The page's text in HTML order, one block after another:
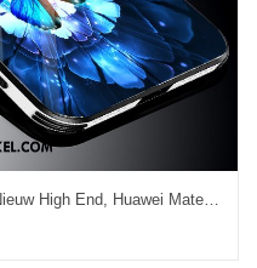
Huawei Mate 30 Pro Hoesje Mode Nieuw High End, Huawei Mate 30 Pro Hoesje All Inclusive Anti-fall